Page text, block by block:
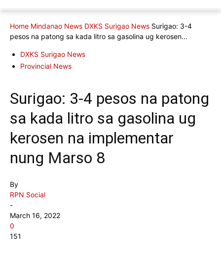
Home Mindanao News DXKS Surigao News Surigao: 3-4
pesos na patong sa kada litro sa gasolina ug kerosen...
DXKS Surigao News
Provincial News
Surigao: 3-4 pesos na patong
sa kada litro sa gasolina ug
kerosen na implementar
nung Marso 8
By
RPN Social
-
March 16, 2022
0
151